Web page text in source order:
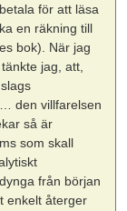
för att läsa
en räkning till
bok). När jag
jag, att,
den villfarelsen
så är
som skall
från början
enkelt återger